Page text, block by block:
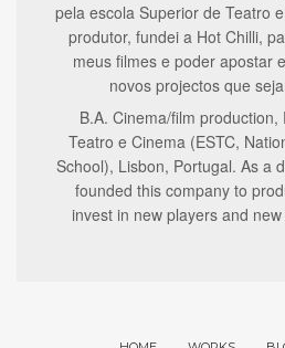
pela escola Superior de Teatro
produtor, fundei a Hot Chilli,
meus filmes e poder apostar
novos projectos que
B.A. Cinema/film production,
Teatro e Cinema (ESTC,
School), Lisbon, Portugal. As a
founded this company to
invest in new players and